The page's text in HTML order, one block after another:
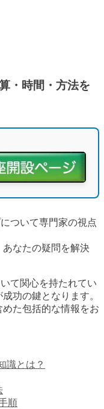
・時間・方法を
ついて専門家の視点
なたの疑問を解決
て関心を持たれてい
功の鍵となります。
た包括的な情報をお
識とは？
順